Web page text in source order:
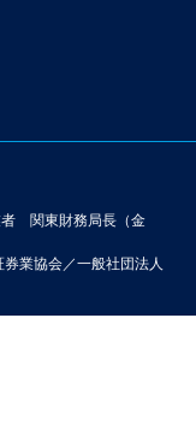
がどれほど強力で
いません。気候変
であり、投資家に
けなのです。
きることは、最
アムンディが、ポ
のひとつとして、
ーティングは、企
関東財務局長（金
業協会／一般社団法人